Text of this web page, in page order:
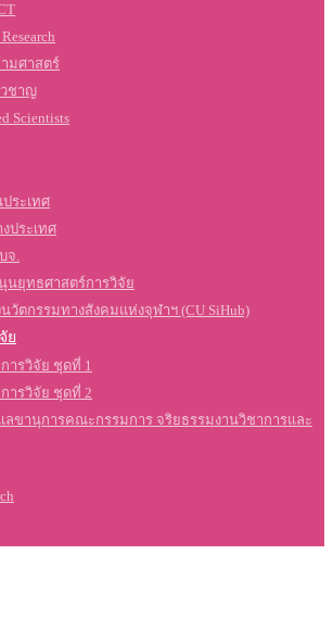
มศาสตร์
ชาญ
Scientists
ระเทศ
ประเทศ
จ.
ยุทธศาสตร์การวิจัย
วัตกรรมทางสังคมแห่งจุฬาฯ (CU SiHub)
ย
ารวิจัย ชุดที่ 1
ารวิจัย ชุดที่ 2
ลขานุการคณะกรรมการ จริยธรรมงานวิชาการและ